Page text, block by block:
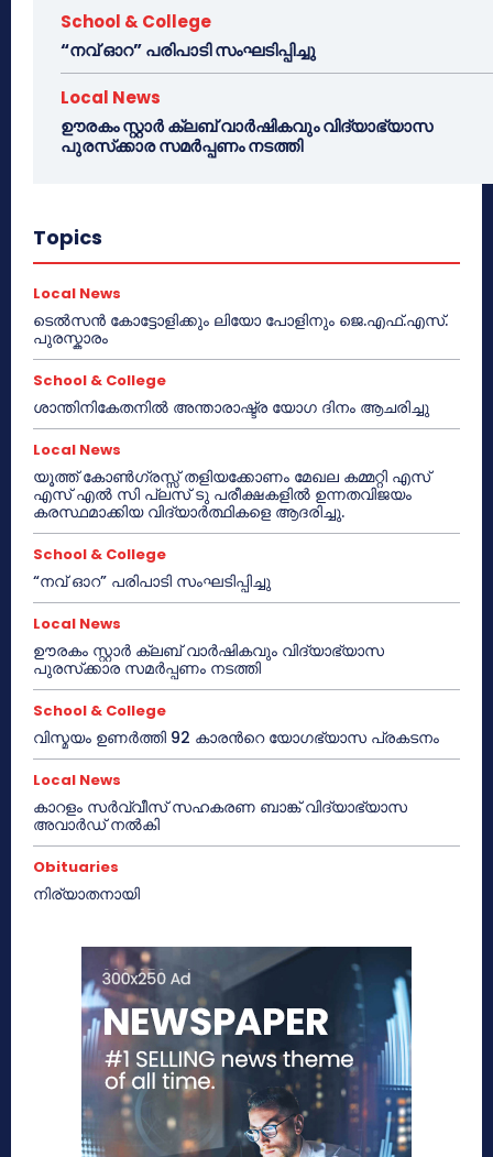
School & College
“നവ് ഓറ” പരിപാടി സംഘടിപ്പിച്ചു
Local News
ഊരകം സ്റ്റാർ ക്ലബ് വാർഷികവും വിദ്യാഭ്യാസ
പുരസ്‌ക്കാര സമർപ്പണം നടത്തി
Topics
Local News
ടെൽസൻ കോട്ടോളിക്കും ലിയോ പോളിനും ജെ.എഫ്.എസ്.
പുരസ്കാരം
School & College
ശാന്തിനികേതനിൽ അന്താരാഷ്ട്ര യോഗ ദിനം ആചരിച്ചു
Local News
യൂത്ത് കോൺഗ്രസ്സ് തളിയക്കോണം മേഖല കമ്മറ്റി എസ്
എസ് എൽ സി പ്ലസ് ടു പരീക്ഷകളിൽ ഉന്നതവിജയം
കരസ്ഥമാക്കിയ വിദ്യാർത്ഥികളെ ആദരിച്ചു.
School & College
“നവ് ഓറ” പരിപാടി സംഘടിപ്പിച്ചു
Local News
ഊരകം സ്റ്റാർ ക്ലബ് വാർഷികവും വിദ്യാഭ്യാസ
പുരസ്‌ക്കാര സമർപ്പണം നടത്തി
School & College
വിസ്മയം ഉണർത്തി 92 കാരൻറെ യോഗഭ്യാസ പ്രകടനം
Local News
കാറളം സർവ്വീസ് സഹകരണ ബാങ്ക് വിദ്യാഭ്യാസ
അവാർഡ് നൽകി
Obituaries
നിര്യാതനായി